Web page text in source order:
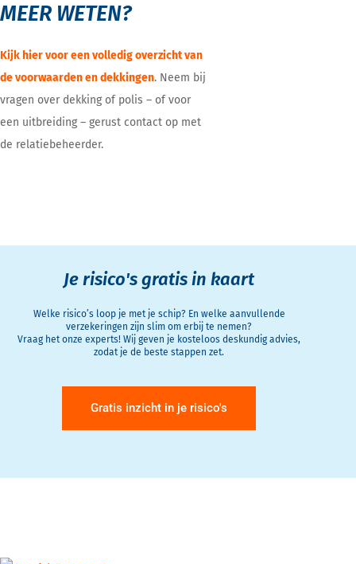
MEER WETEN?
Kijk hier voor een volledig overzicht van
de voorwaarden en dekkingen. Neem bij
vragen over dekking of polis – of voor
een uitbreiding – gerust contact op met
de relatiebeheerder.
Je risico's gratis in kaart
Welke risico’s loop je met je schip? En welke aanvullende
verzekeringen zijn slim om erbij te nemen?
Vraag het onze experts! Wij geven je kosteloos deskundig advies,
zodat je de beste stappen zet.
Gratis inzicht in je risico's